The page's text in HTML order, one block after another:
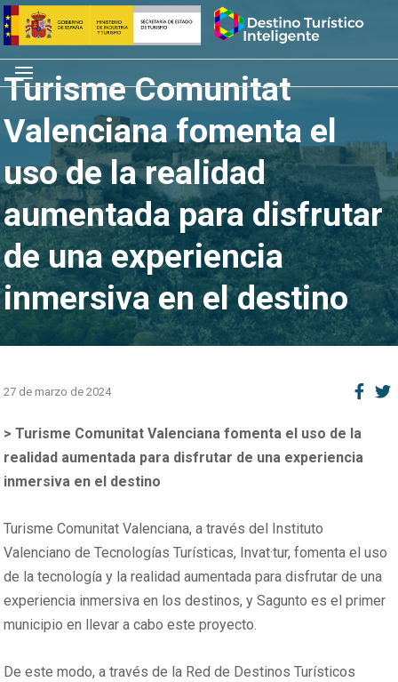
Saltar
al
contenido
Inicio
Menú
Turisme Comunitat
Valenciana fomenta el
uso de la realidad
aumentada para disfrutar
de una experiencia
inmersiva en el destino
27 de marzo de 2024
> Turisme Comunitat Valenciana fomenta el uso de la
realidad aumentada para disfrutar de una experiencia
inmersiva en el destino
Turisme Comunitat Valenciana, a través del Instituto
Valenciano de Tecnologías Turísticas, Invat·tur, fomenta el uso
de la tecnología y la realidad aumentada para disfrutar de una
experiencia inmersiva en los destinos, y Sagunto es el primer
municipio en llevar a cabo este proyecto.
De este modo, a través de la Red de Destinos Turísticos